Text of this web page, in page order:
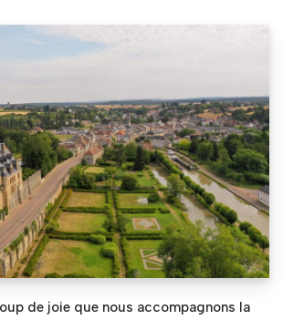
de joie que nous accompagnons la